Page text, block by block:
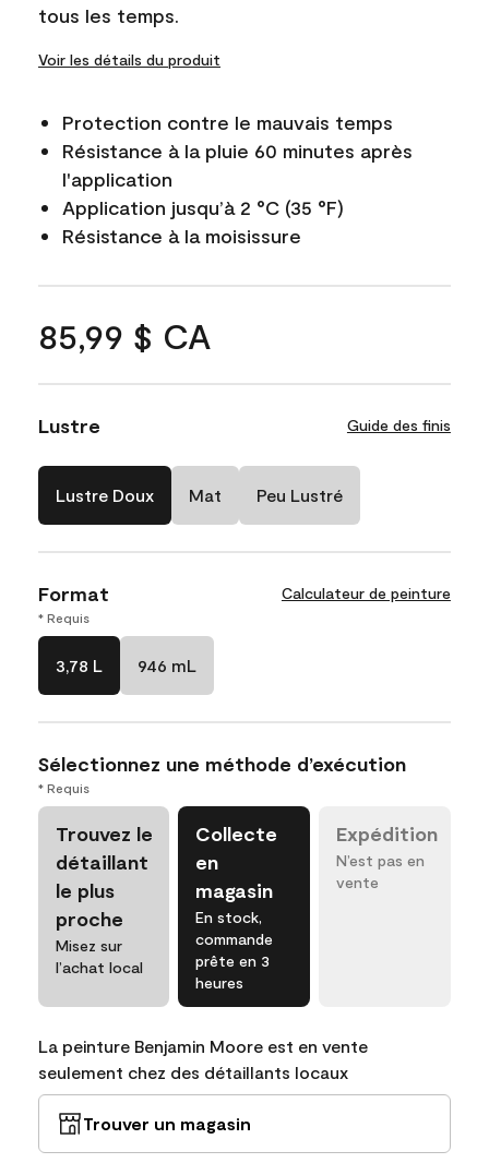
tous les temps.
Voir les détails du produit
Protection contre le mauvais temps
Résistance à la pluie 60 minutes après
l'application
Application jusqu’à 2 °C (35 °F)
Résistance à la moisissure
85,99 $ CA
Lustre Guide des finis
Lustre Doux Mat Peu Lustré
Format Calculateur de peinture
* Requis
3,78 L 946 mL
Sélectionnez une méthode d’exécution
* Requis
Trouvez le
détaillant
le plus
proche
Misez sur
l’achat local
Collecte
en
magasin
En stock,
commande
prête en 3
heures
Expédition
N’est pas en
vente
La peinture Benjamin Moore est en vente
seulement chez des détaillants locaux
Trouver un magasin